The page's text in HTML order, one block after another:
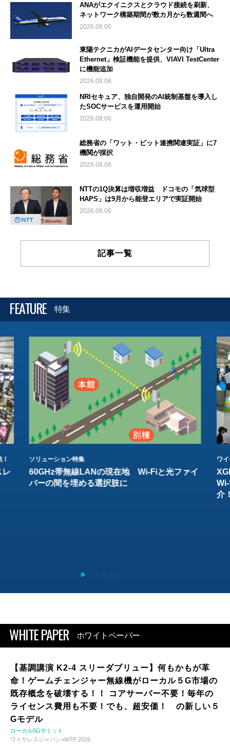
ANAがエクイニクスとクラウド接続を刷新、
ネットワーク構築期間が数カ月から数週間へ
2026.08.06
東陽テクニカがAIデータセンター向け「Ultra
Ethernet」検証機能を提供、VIAVI TestCenter
に機能追加
2026.08.06
NRIセキュア、独自開発のAI統制基盤を導入し
たSOCサービスを運用開始
2026.08.06
総務省の「ワット・ビット連携関連実証」に7
機関が採択
2026.08.06
NTTの1Q決算は増収増益 ドコモの「気球型
HAPS」は9月から能登エリアで実証開始
2026.08.06
記事一覧
FEATURE 特集
レ
ソリューション特集
60GHz帯無線LANの現在地 Wi-Fiと光ファイ
バーの間を埋める選択肢に
ワ
介
WHITE PAPER ホワイトペーパー
【基調講演 K2-4 スリーダブリュー】何もかもが革
命！ゲームチェンジャー無線機がローカル５G市場の
既存概念を破壊する！！ コアサーバー不要！毎年の
ライセンス費用も不要！でも、超安価！ の新しい５
Gモデル
ローカル5Gサミット
ワイヤレスジャパン×WTP 2026